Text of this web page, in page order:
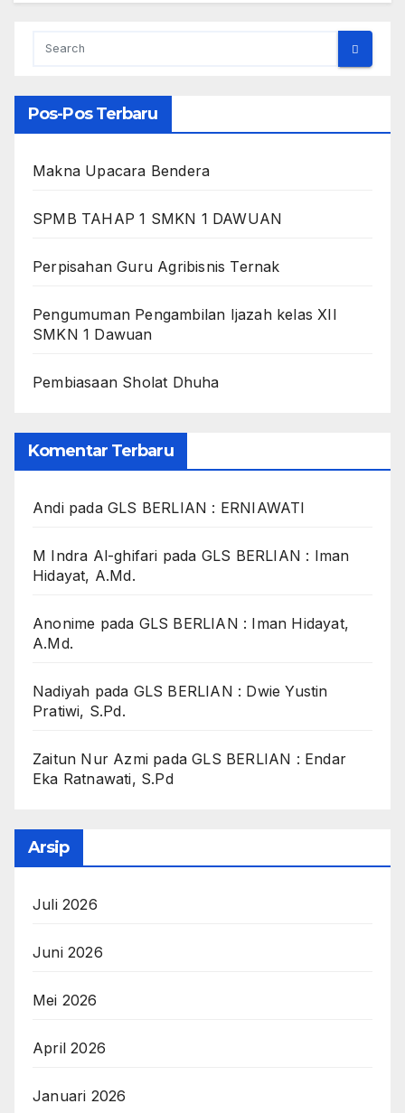
Pos-Pos Terbaru
Makna Upacara Bendera
SPMB TAHAP 1 SMKN 1 DAWUAN
Perpisahan Guru Agribisnis Ternak
Pengumuman Pengambilan Ijazah kelas XII
SMKN 1 Dawuan
Pembiasaan Sholat Dhuha
Komentar Terbaru
AndipadaGLS BERLIAN : ERNIAWATI
M Indra Al-ghifari pada GLS BERLIAN : Iman
Hidayat, A.Md.
Anonime pada GLS BERLIAN : Iman Hidayat,
A.Md.
Nadiyah pada GLS BERLIAN : Dwie Yustin
Pratiwi, S.Pd.
Zaitun Nur Azmi padaGLS BERLIAN : Endar
Eka Ratnawati, S.Pd
Arsip
Juli 2026
Juni 2026
Mei 2026
April 2026
Januari 2026